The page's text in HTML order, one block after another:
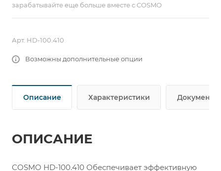
зарабатывайте еще больше вместе с COSMO
Арт. HD-100.410
Возможны дополнительные опции
Описание Характеристики Документы
ОПИСАНИЕ
COSMO HD-100.410 Обеспечивает эффективную